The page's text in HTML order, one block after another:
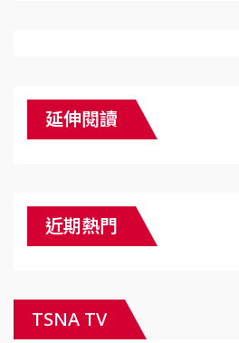
延伸閱讀
近期熱門
TSNA TV